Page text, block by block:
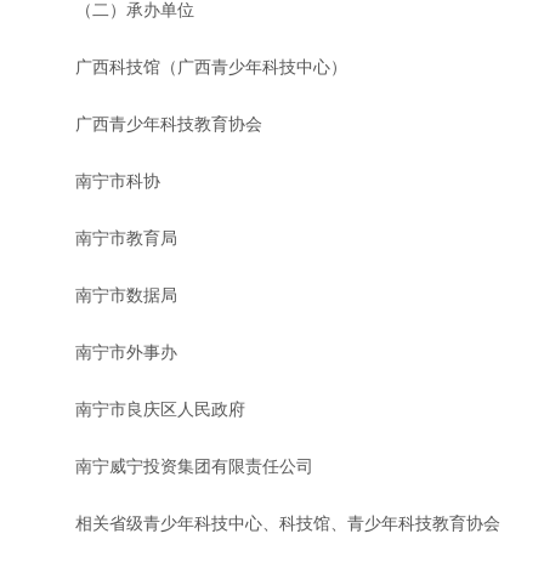
（二）承办单位
广西科技馆（广西青少年科技中心）
广西青少年科技教育协会
南宁市科协
南宁市教育局
南宁市数据局
南宁市外事办
南宁市良庆区人民政府
南宁威宁投资集团有限责任公司
相关省级青少年科技中心、科技馆、青少年科技教育协会